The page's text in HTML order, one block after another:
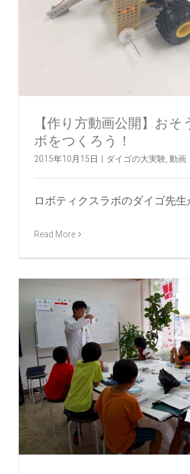
【作り方動画公開】おそ
ボをつくろう！
2015年10月15日 ダイゴの大実験 動画
ロボティクスラボのダイゴ先生
Read More